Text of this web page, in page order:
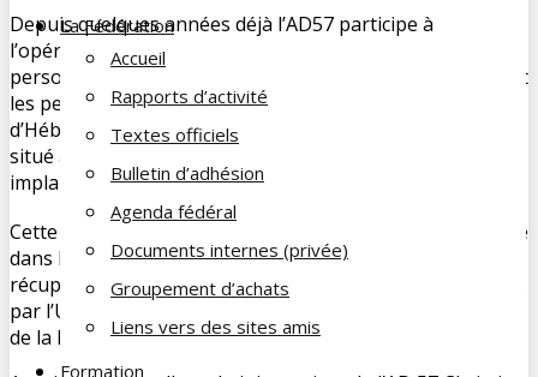
La Fédération
Accueil
Rapports d’activité
Textes officiels
Bulletin d’adhésion
Agenda fédéral
Documents internes (privée)
Groupement d’achats
Liens vers des sites amis
Formation
Depuis quelques années déjà l’AD57 participe à
l’opération « Boîtes cadeaux de Noël » destinée aux
personnes suivies par l’UDAF de la Moselle et notamment
les personnes hébergées en CHRS/ Centre
d’Hébergement et de Réinsertion Sociale. Le CHRS CAZAL
situé à SARREGUEMINES et le CHRS Emmanuel BRESSON
implanté à BETTING.
Cette année et pour la 1
ère
fois l’AD 57 s’est aussi investie
dans l’opération « A vous de jouer » qui consiste à
récupérer des jouets pour les enfants des familles suivies
par l’UDAF de la Moselle sur l’ensemble du département
de la Moselle.